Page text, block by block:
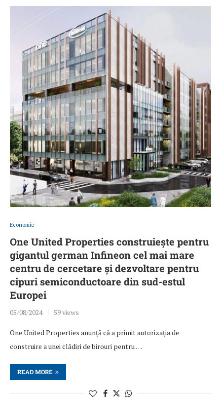
Economie
One United Properties construiește pentru
gigantul german Infineon cel mai mare
centru de cercetare și dezvoltare pentru
cipuri semiconductoare din sud-estul
Europei
05/08/2024 59 views
One United Properties anunță că a primit autorizația de
construire a unei clădiri de birouri pentru …
READ MORE